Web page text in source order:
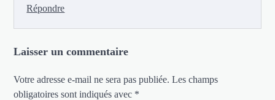
Répondre
Laisser un commentaire
Votre adresse e-mail ne sera pas publiée. Les champs
obligatoires sont indiqués avec *